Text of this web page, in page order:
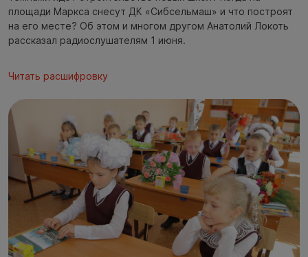
площади Маркса снесут ДК «Сибсельмаш» и что построят
на его месте? Об этом и многом другом Анатолий Локоть
рассказал радиослушателям 1 июня.
Читать расшифровку